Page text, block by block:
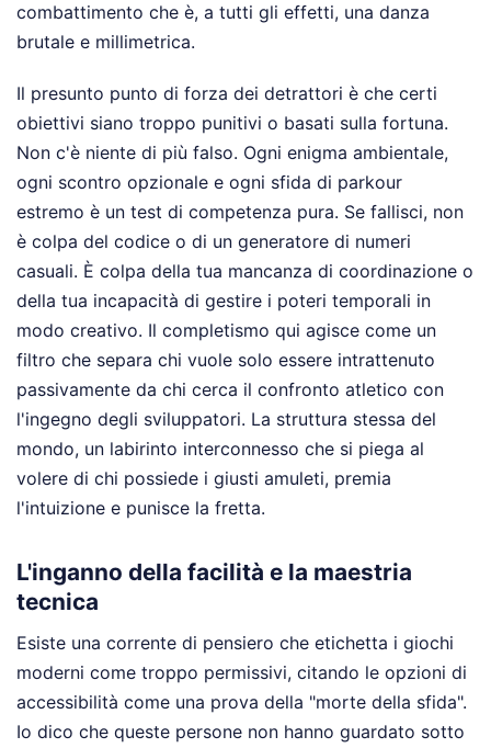
combattimento che è, a tutti gli effetti, una danza
brutale e millimetrica.
Il presunto punto di forza dei detrattori è che certi
obiettivi siano troppo punitivi o basati sulla fortuna.
Non c'è niente di più falso. Ogni enigma ambientale,
ogni scontro opzionale e ogni sfida di parkour
estremo è un test di competenza pura. Se fallisci, non
è colpa del codice o di un generatore di numeri
casuali. È colpa della tua mancanza di coordinazione o
della tua incapacità di gestire i poteri temporali in
modo creativo. Il completismo qui agisce come un
filtro che separa chi vuole solo essere intrattenuto
passivamente da chi cerca il confronto atletico con
l'ingegno degli sviluppatori. La struttura stessa del
mondo, un labirinto interconnesso che si piega al
volere di chi possiede i giusti amuleti, premia
l'intuizione e punisce la fretta.
L'inganno della facilità e la maestria
tecnica
Esiste una corrente di pensiero che etichetta i giochi
moderni come troppo permissivi, citando le opzioni di
accessibilità come una prova della "morte della sfida".
Io dico che queste persone non hanno guardato sotto